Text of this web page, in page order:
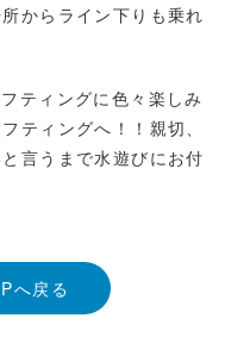
からライン下りも乗れ
ティングに色々楽しみ
ティングへ！！親切、
言うまで水遊びにお付
へ戻る